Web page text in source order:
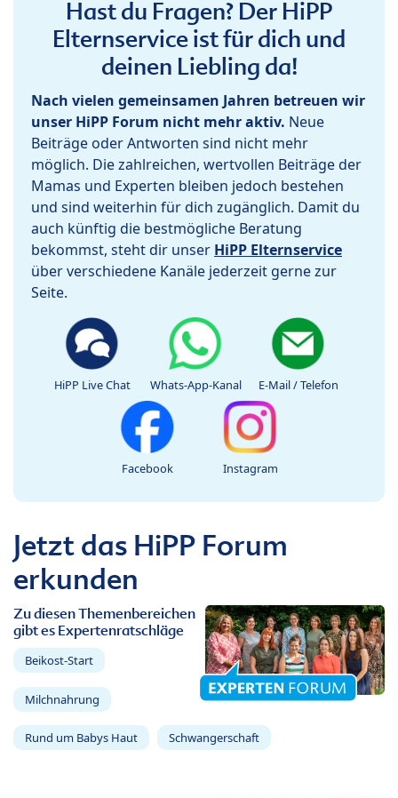
Hast du Fragen? Der HiPP
Elternservice ist für dich und
deinen Liebling da!
Nach vielen gemeinsamen Jahren betreuen wir
unser HiPP Forum nicht mehr aktiv. Neue
Beiträge oder Antworten sind nicht mehr
möglich. Die zahlreichen, wertvollen Beiträge der
Mamas und Experten bleiben jedoch bestehen
und sind weiterhin für dich zugänglich. Damit du
auch künftig die bestmögliche Beratung
bekommst, steht dir unser HiPP Elternservice
über verschiedene Kanäle jederzeit gerne zur
Seite.
HiPP Live Chat Whats-App-Kanal E-Mail / Telefon
Facebook Instagram
Jetzt das HiPP Forum
erkunden
Zu diesen Themenbereichen
gibt es Expertenratschläge
Beikost-Start
Milchnahrung
Rund um Babys Haut Schwangerschaft